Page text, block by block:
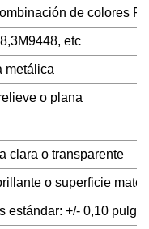
de colores
etc
metálica
o plana
clara o transparente
o superficie mate
estándar: +/- 0,10